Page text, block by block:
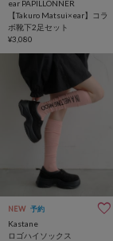
ear PAPILLONNER
【Takuro Matsui×ear】コラ
ボ靴下2足セット
¥3,080
NEW 予約
Kastane
ロゴハイソックス